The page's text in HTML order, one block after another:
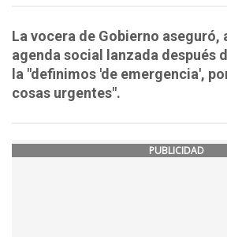
La vocera de Gobierno aseguró,
agenda social lanzada después
la "definimos 'de emergencia',
cosas urgentes".
PUBLICIDAD